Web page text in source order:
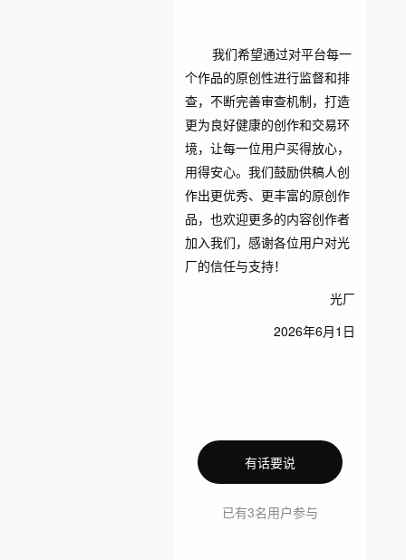
我们希望通过对平台每一
个作品的原创性进行监督和排
查，不断完善审查机制，打造
更为良好健康的创作和交易环
境，让每一位用户买得放心，
用得安心。我们鼓励供稿人创
作出更优秀、更丰富的原创作
品，也欢迎更多的内容创作者
加入我们，感谢各位用户对光
厂的信任与支持！
光厂
2026年6月1日
有话要说
已有3名用户参与